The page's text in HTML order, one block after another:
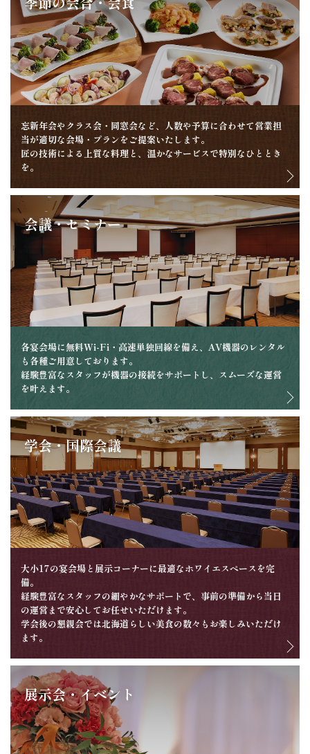
忘新年会やクラス会・同窓会など、人数や予算に合わせて営業担
当が適切な会場・プランをご提案いたします。
匠の技術による上質な料理と、温かなサービスで特別なひととき
を。
会議・セミナー
各宴会場に無料Wi-Fi・高速単独回線を備え、AV機器のレンタル
も各種ご用意しております。
経験豊富なスタッフが機器の接続をサポートし、スムーズな運営
を叶えます。
学会・国際会議
大小17の宴会場と展示コーナーに最適なホワイエスペースを完
備。
経験豊富なスタッフの細やかなサポートで、事前の準備から当日
の運営まで安心してお任せいただけます。
学会後の懇親会では北海道らしい美食の数々もお楽しみいただけ
ます。
展示会・イベント